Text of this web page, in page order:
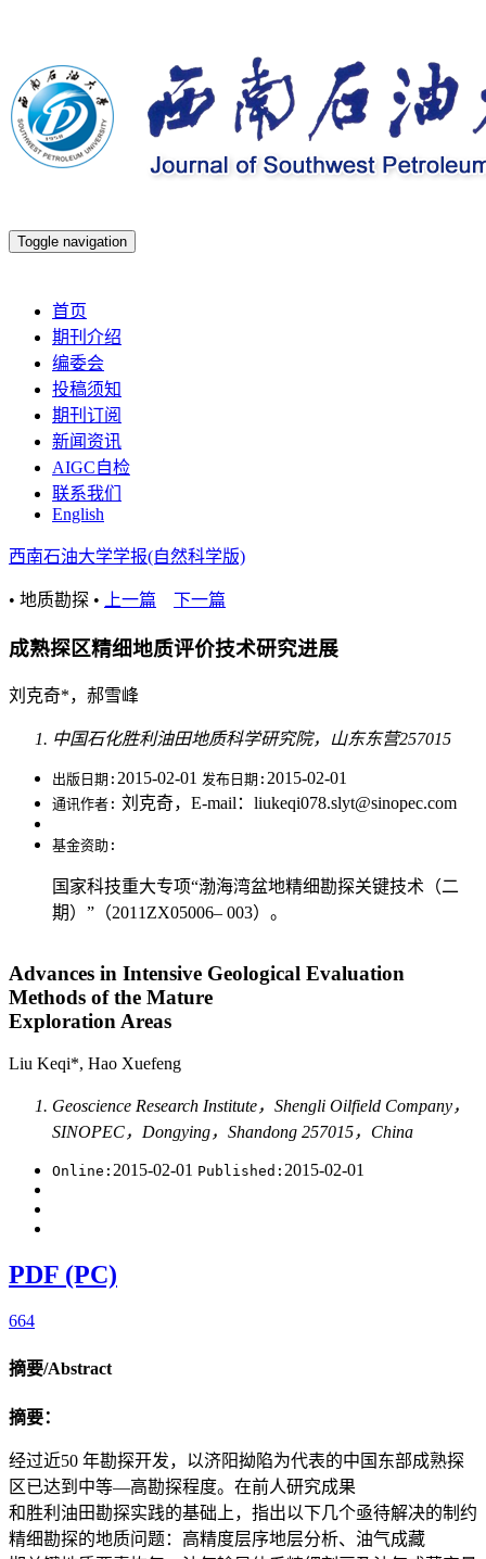
Toggle navigation
首页
期刊介绍
编委会
投稿须知
期刊订阅
新闻资讯
AIGC自检
联系我们
English
西南石油大学学报(自然科学版)
• 地质勘探 • 上一篇 下一篇
成熟探区精细地质评价技术研究进展
刘克奇*，郝雪峰
中国石化胜利油田地质科学研究院，山东东营257015
出版日期: 2015-02-01 发布日期: 2015-02-01
通讯作者: 刘克奇，E-mail：liukeqi078.slyt@sinopec.com
基金资助:
国家科技重大专项“渤海湾盆地精细勘探关键技术（二
期）”（2011ZX05006– 003）。
Advances in Intensive Geological Evaluation
Methods of the Mature
Exploration Areas
Liu Keqi*, Hao Xuefeng
Geoscience Research Institute，Shengli Oilfield Company，
SINOPEC，Dongying，Shandong 257015，China
Online: 2015-02-01 Published: 2015-02-01
PDF (PC)
664
摘要/Abstract
摘要：
经过近50 年勘探开发，以济阳拗陷为代表的中国东部成熟探
区已达到中等—高勘探程度。在前人研究成果
和胜利油田勘探实践的基础上，指出以下几个亟待解决的制约
精细勘探的地质问题：高精度层序地层分析、油气成藏